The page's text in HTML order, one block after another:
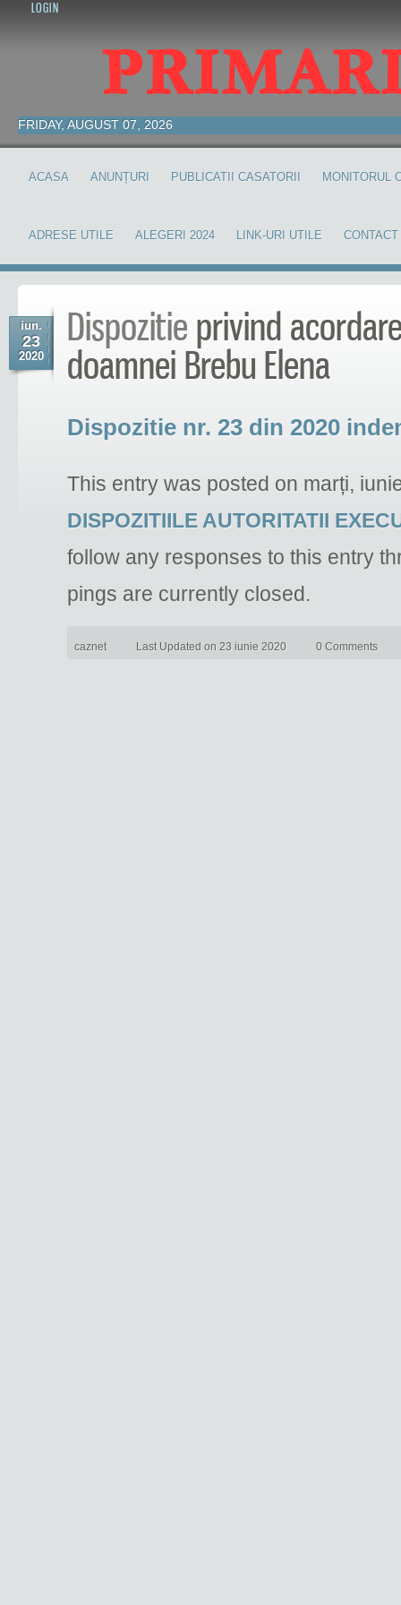
LOGIN
FRIDAY, AUGUST 07, 2026
ACASA ANUNȚURI PUBLICATII CASATORII MONITORUL
ADRESE UTILE ALEGERI 2024 LINK-URI UTILE CONTACT
iun.
23
2020
Dispozitie privind
doamnei Brebu Elena
Dispozitie nr. 23 din 2020
This entry was posted on marți,
DISPOZITIILE AUTORITATII
follow any responses to this entry
pings are currently closed.
caznet Last Updated on 23 iunie 2020 0 Comments